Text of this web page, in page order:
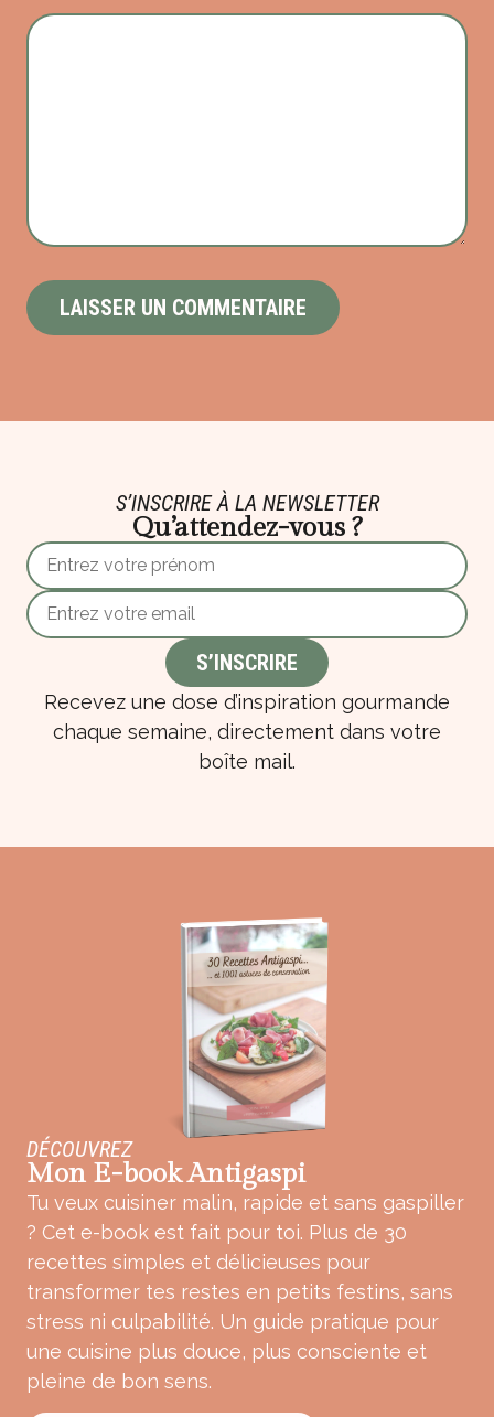
S’INSCRIRE À LA NEWSLETTER
Qu’attendez-vous ?
Recevez une dose d’inspiration gourmande
chaque semaine, directement dans votre
boîte mail.
DÉCOUVREZ
Mon E-book Antigaspi
Tu veux cuisiner malin, rapide et sans gaspiller
? Cet e-book est fait pour toi. Plus de 30
recettes simples et délicieuses pour
transformer tes restes en petits festins, sans
stress ni culpabilité. Un guide pratique pour
une cuisine plus douce, plus consciente et
pleine de bon sens.